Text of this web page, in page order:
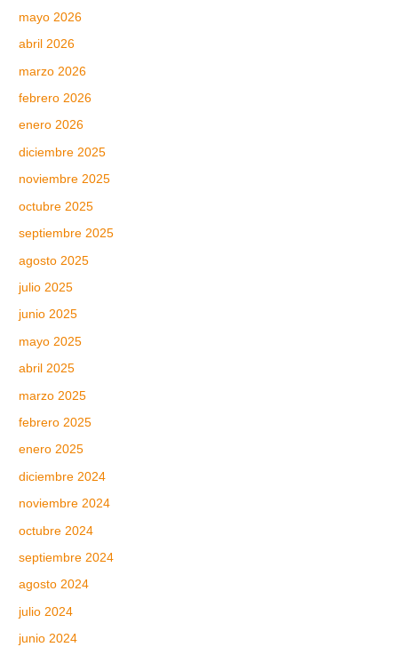
mayo 2026
abril 2026
marzo 2026
febrero 2026
enero 2026
diciembre 2025
noviembre 2025
octubre 2025
septiembre 2025
agosto 2025
julio 2025
junio 2025
mayo 2025
abril 2025
marzo 2025
febrero 2025
enero 2025
diciembre 2024
noviembre 2024
octubre 2024
septiembre 2024
agosto 2024
julio 2024
junio 2024